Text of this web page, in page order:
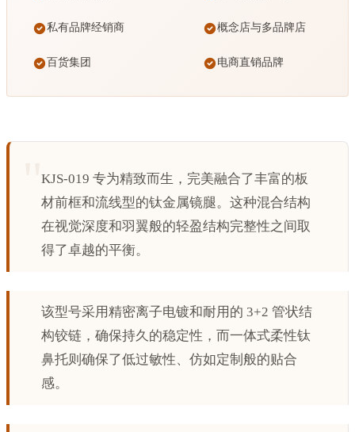
私有品牌经销商 概念店与多品牌店
百货集团 电商直销品牌
KJS-019 专为精致而生，完美融合了丰富的板
材前框和流线型的钛金属镜腿。这种混合结构
在视觉深度和羽翼般的轻盈结构完整性之间取
得了卓越的平衡。
该型号采用精密离子电镀和耐用的 3+2 管状结
构铰链，确保持久的稳定性，而一体式柔性钛
鼻托则确保了低过敏性、仿如定制般的贴合
感。